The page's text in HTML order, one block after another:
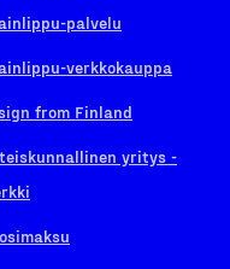
palvelu
verkkokauppa
from Finland
yritys -